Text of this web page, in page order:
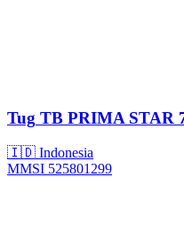
Tug TB PRIMA STAR
🇮🇩 Indonesia
MMSI 525801299